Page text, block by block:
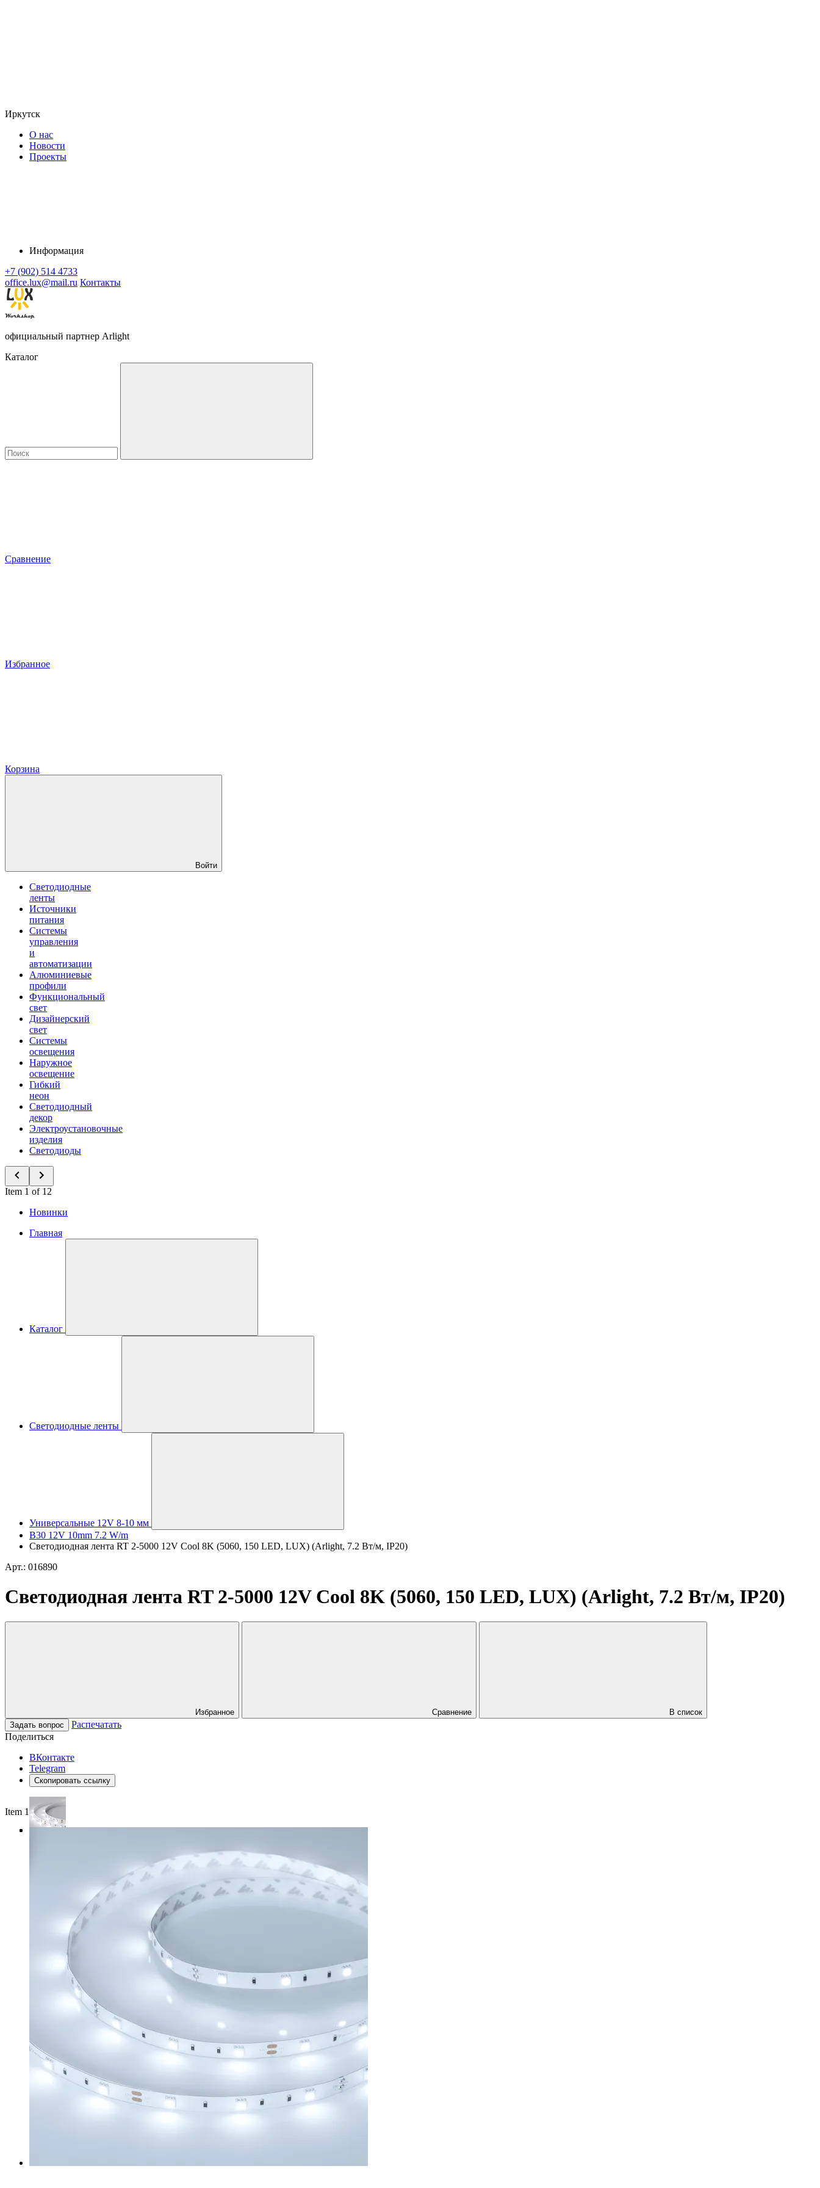
Иркутск
О нас
Новости
Проекты
Информация
+7 (902) 514 4733
office.lux@mail.ru Контакты
официальный партнер Arlight
Каталог
Сравнение
Избранное
Корзина
Войти
Светодиодные
ленты
Источники
питания
Системы
управления
и
автоматизации
Алюминиевые
профили
Функциональный
свет
Дизайнерский
свет
Системы
освещения
Наружное
освещение
Гибкий
неон
Светодиодный
декор
Электроустановочные
изделия
Светодиоды
Item 1 of 12
Новинки
Главная
Каталог
Светодиодные ленты
Универсальные 12V 8-10 мм
B30 12V 10mm 7.2 W/m
Светодиодная лента RT 2-5000 12V Cool 8K (5060, 150 LED, LUX) (Arlight, 7.2 Вт/м, IP20)
Арт.: 016890
Светодиодная лента RT 2-5000 12V Cool 8K (5060, 150 LED, LUX) (Arlight, 7.2 Вт/м, IP20)
Избранное Сравнение
В список
Задать вопрос
Распечатать
Поделиться
ВКонтакте
Telegram
Скопировать ссылку
Item 1 of 4